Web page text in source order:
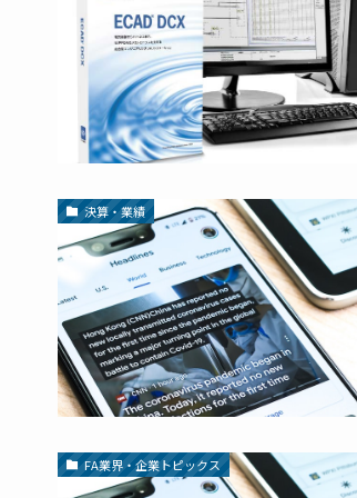
決算・業績
FA業界・企業トピックス